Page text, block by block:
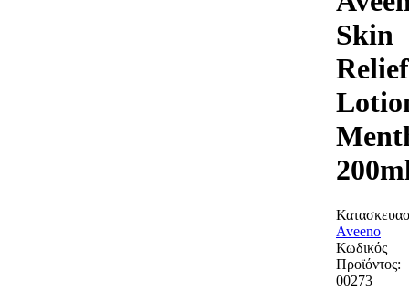
Skin
Relief
Aveeno
Κωδικός
Προϊόντος:
00273